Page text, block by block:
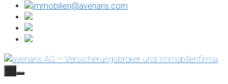
immobilien@avenaris.com
Springe
zum